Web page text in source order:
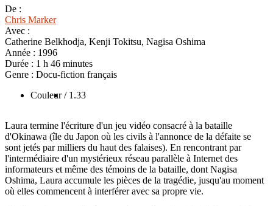
De :
Chris Marker
Avec :
Catherine Belkhodja, Kenji Tokitsu, Nagisa Oshima
Année : 1996
Durée : 1 h 46 minutes
Genre : Docu-fiction français
Couleur / 1.33
Laura termine l'écriture d'un jeu vidéo consacré à la bataille
d'Okinawa (île du Japon où les civils à l'annonce de la défaite se
sont jetés par milliers du haut des falaises). En rencontrant par
l'intermédiaire d'un mystérieux réseau parallèle à Internet des
informateurs et même des témoins de la bataille, dont Nagisa
Oshima, Laura accumule les pièces de la tragédie, jusqu'au moment
où elles commencent à interférer avec sa propre vie.